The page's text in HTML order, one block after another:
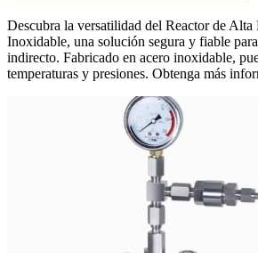
Descubra la versatilidad del Reactor de Alta
Inoxidable, una solución segura y fiable
indirecto. Fabricado en acero inoxidable,
temperaturas y presiones. Obtenga más